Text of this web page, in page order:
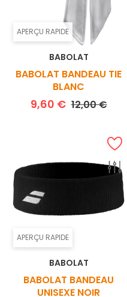
APERÇU RAPIDE
BABOLAT
BABOLAT BANDEAU TIE
BLANC
9,60 € Prix de base
12,00 €Prix
APERÇU RAPIDE
BABOLAT
BABOLAT BANDEAU
UNISEXE NOIR